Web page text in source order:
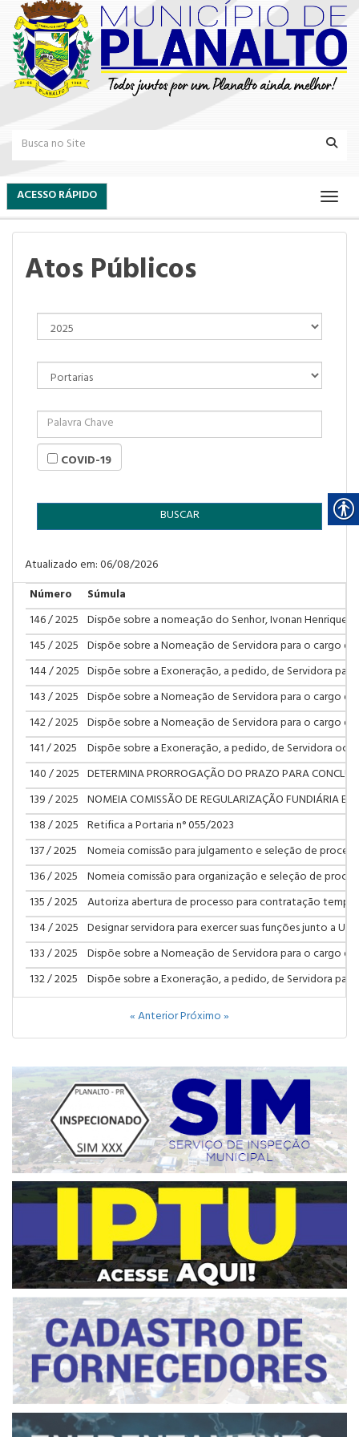
ACESSO RÁPIDO
Atos Públicos
COVID-19
BUSCAR
Atualizado em: 06/08/2026
Número
Súmula
146 / 2025 Dispõe sobre a nomeação do Senhor, Ivonan Henrique
145 / 2025 Dispõe sobre a Nomeação de Servidora para o cargo
144 / 2025 Dispõe sobre a Exoneração, a pedido, de Servidora
143 / 2025 Dispõe sobre a Nomeação de Servidora para o cargo
142 / 2025 Dispõe sobre a Nomeação de Servidora para o cargo
141 / 2025 Dispõe sobre a Exoneração, a pedido, de Servidora
140 / 2025 DETERMINA PRORROGAÇÃO DO PRAZO PARA
139 / 2025 NOMEIA COMISSÃO DE REGULARIZAÇÃO FUNDIÁRIA E
138 / 2025 Retifica a Portaria n° 055/2023
137 / 2025 Nomeia comissão para julgamento e seleção de
136 / 2025 Nomeia comissão para organização e seleção de
135 / 2025 Autoriza abertura de processo para contratação
134 / 2025 Designar servidora para exercer suas funções junto a
133 / 2025 Dispõe sobre a Nomeação de Servidora para o cargo
132 / 2025 Dispõe sobre a Exoneração, a pedido, de Servidora
« AnteriorPróximo »